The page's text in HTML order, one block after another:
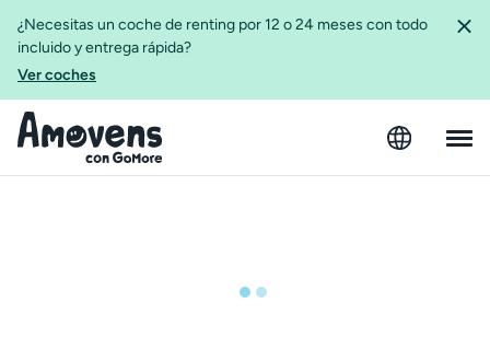
¿Necesitas un coche de renting por 12 o 24 meses con todo
incluido y entrega rápida?
Ver coches